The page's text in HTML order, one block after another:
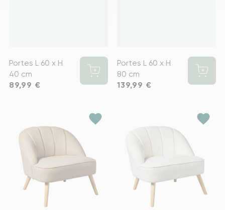
Portes L 60 x H
40 cm
Prix
89,99 €
Portes L 60 x H
80 cm
Prix
139,99 €
favorite favorite